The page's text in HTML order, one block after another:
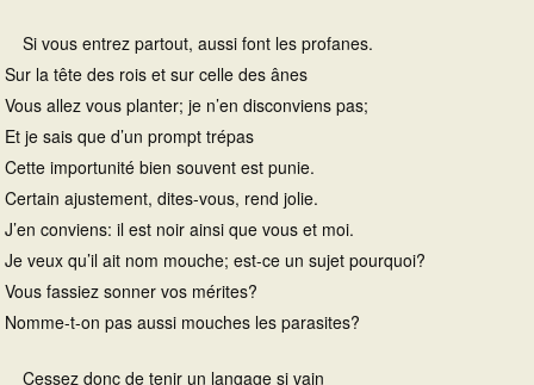
Si vous entrez partout, aussi font les profanes.
Sur la tête des rois et sur celle des ânes
Vous allez vous planter; je n’en disconviens pas;
Et je sais que d’un prompt trépas
Cette importunité bien souvent est punie.
Certain ajustement, dites-vous, rend jolie.
J’en conviens: il est noir ainsi que vous et moi.
Je veux qu’il ait nom mouche; est-ce un sujet pourquoi?
Vous fassiez sonner vos mérites?
Nomme-t-on pas aussi mouches les parasites?
Cessez donc de tenir un langage si vain